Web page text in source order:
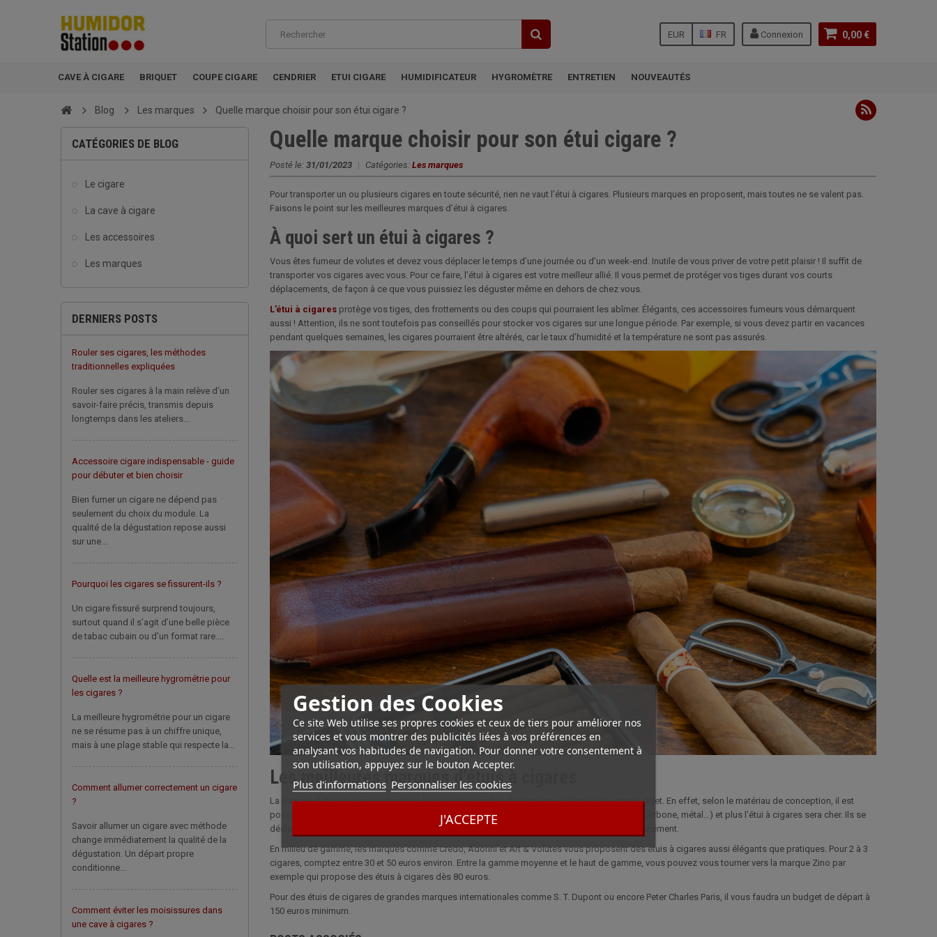
0,00 €
Connexion
FR
EUR
CAVE À CIGARE BRIQUET COUPE CIGARE CENDRIER ETUI CIGARE HUMIDIFICATEUR HYGROMÈTRE ENTRETIEN NOUVEAUTÉS
Gestion des Cookies
Ce site Web utilise ses propres cookies et ceux de tiers pour améliorer nos
services et vous montrer des publicités liées à vos préférences en
analysant vos habitudes de navigation. Pour donner votre consentement à
son utilisation, appuyez sur le bouton Accepter.
Plus d'informations Personnaliser les cookies
J'ACCEPTE
Blog Les marques Quelle marque choisir pour son étui cigare ?
CATÉGORIES DE BLOG
Le cigare
La cave à cigare
Les accessoires
Les marques
DERNIERS POSTS
Rouler ses cigares, les méthodes
traditionnelles expliquées
Rouler ses cigares à la main relève d’un
savoir-faire précis, transmis depuis
longtemps dans les ateliers...
Accessoire cigare indispensable - guide
pour débuter et bien choisir
Bien fumer un cigare ne dépend pas
seulement du choix du module. La
qualité de la dégustation repose aussi
sur une...
Pourquoi les cigares se fissurent-ils ?
Un cigare fissuré surprend toujours,
surtout quand il s’agit d’une belle pièce
de tabac cubain ou d’un format rare....
Quelle est la meilleure hygrométrie pour
les cigares ?
La meilleure hygrométrie pour un cigare
ne se résume pas à un chiffre unique,
mais à une plage stable qui respecte la...
Comment allumer correctement un cigare
?
Savoir allumer un cigare avec méthode
change immédiatement la qualité de la
dégustation. Un départ propre
conditionne...
Comment éviter les moisissures dans
une cave à cigares ?
Quelle marque choisir pour son étui cigare ?
Posté le: 31/01/2023 | Catégories: Les marques
Pour transporter un ou plusieurs cigares en toute sécurité, rien ne vaut l’étui à cigares. Plusieurs marques en proposent, mais toutes ne se valent pas.
Faisons le point sur les meilleures marques d’étui à cigares.
À quoi sert un étui à cigares ?
Vous êtes fumeur de volutes et devez vous déplacer le temps d’une journée ou d’un week-end. Inutile de vous priver de votre petit plaisir ! Il suffit de
transporter vos cigares avec vous. Pour ce faire, l’étui à cigares est votre meilleur allié. Il vous permet de protéger vos tiges durant vos courts
déplacements, de façon à ce que vous puissiez les déguster même en dehors de chez vous.
L’étui à cigares protège vos tiges, des frottements ou des coups qui pourraient les abîmer. Élégants, ces accessoires fumeurs vous démarquent
aussi ! Attention, ils ne sont toutefois pas conseillés pour stocker vos cigares sur une longue période. Par exemple, si vous devez partir en vacances
pendant quelques semaines, les cigares pourraient être altérés, car le taux d’humidité et la température ne sont pas assurés.
Les meilleures marques d’étuis à cigares
La gamme d’étuis à cigares étant très large, il est possible d’en trouver, quel que soit votre budget. En effet, selon le matériau de conception, il est
possible d’en acquérir un à un très bon prix. Plus le matériau est précieux (bois de cèdre, cuir, carbone, métal…) et plus l’étui à cigares sera cher. Ils se
déclinent aussi en plusieurs formats, pouvant ainsi transporter un ou plusieurs cigares simultanément.
En milieu de gamme, les marques comme Crédo, Adorini et Art & Volutes vous proposent des étuis à cigares aussi élégants que pratiques. Pour 2 à 3
cigares, comptez entre 30 et 50 euros environ. Entre la gamme moyenne et le haut de gamme, vous pouvez vous tourner vers la marque Zino par
exemple qui propose des étuis à cigares dès 80 euros.
Pour des étuis de cigares de grandes marques internationales comme S. T. Dupont ou encore Peter Charles Paris, il vous faudra un budget de départ à
150 euros minimum.